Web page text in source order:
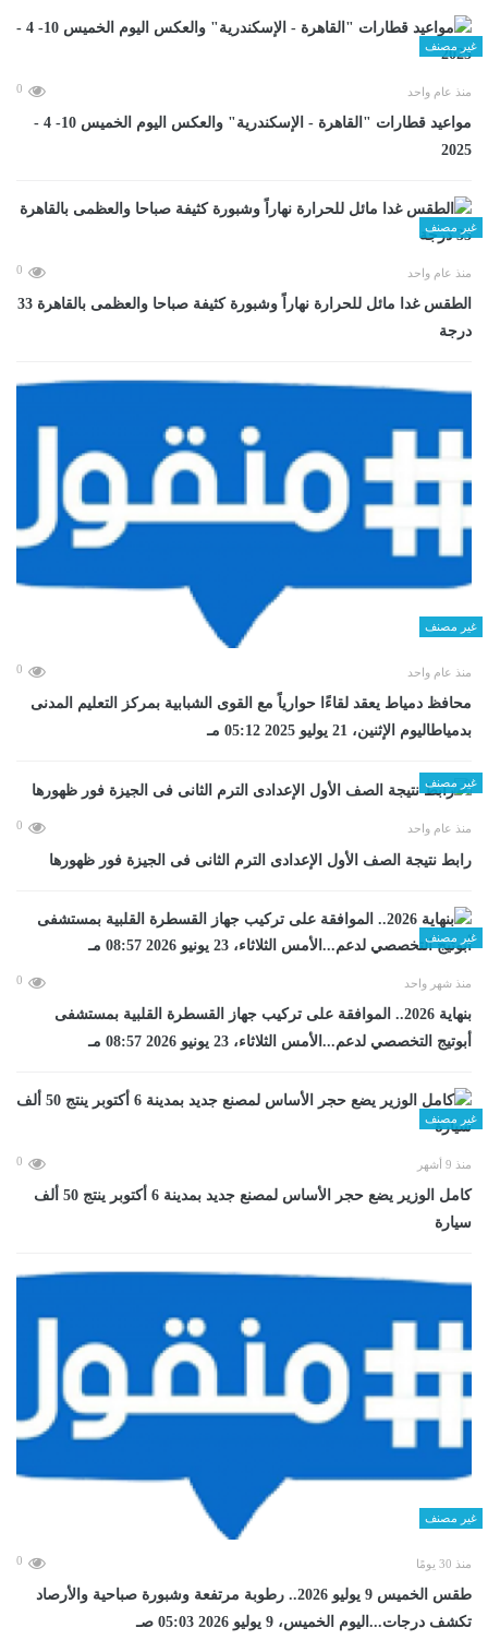
غير مصنف
منذ عام واحد 0
مواعيد قطارات "القاهرة - الإسكندرية" والعكس اليوم الخميس 10- 4 -
2025
غير مصنف
منذ عام واحد 0
الطقس غدا مائل للحرارة نهاراً وشبورة كثيفة صباحا والعظمى بالقاهرة 33
درجة
غير مصنف
منذ عام واحد 0
محافظ دمياط يعقد لقاءًا حوارياً مع القوى الشبابية بمركز التعليم المدنى
بدمياطاليوم الإثنين، 21 يوليو 2025 05:12 مـ
غير مصنف
منذ عام واحد 0
رابط نتيجة الصف الأول الإعدادى الترم الثانى فى الجيزة فور ظهورها
غير مصنف
منذ شهر واحد 0
بنهاية 2026.. الموافقة على تركيب جهاز القسطرة القلبية بمستشفى
أبوتيج التخصصي لدعم...الأمس الثلاثاء، 23 يونيو 2026 08:57 مـ
غير مصنف
منذ 9 أشهر 0
كامل الوزير يضع حجر الأساس لمصنع جديد بمدينة 6 أكتوبر ينتج 50 ألف
سيارة
غير مصنف
منذ 30 يومًا 0
طقس الخميس 9 يوليو 2026.. رطوبة مرتفعة وشبورة صباحية والأرصاد
تكشف درجات...اليوم الخميس، 9 يوليو 2026 05:03 صـ